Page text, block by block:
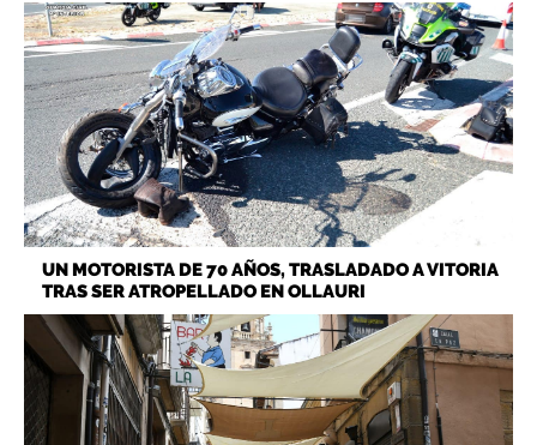
UN MOTORISTA DE 70 AÑOS, TRASLADADO A VITORIA
TRAS SER ATROPELLADO EN OLLAURI